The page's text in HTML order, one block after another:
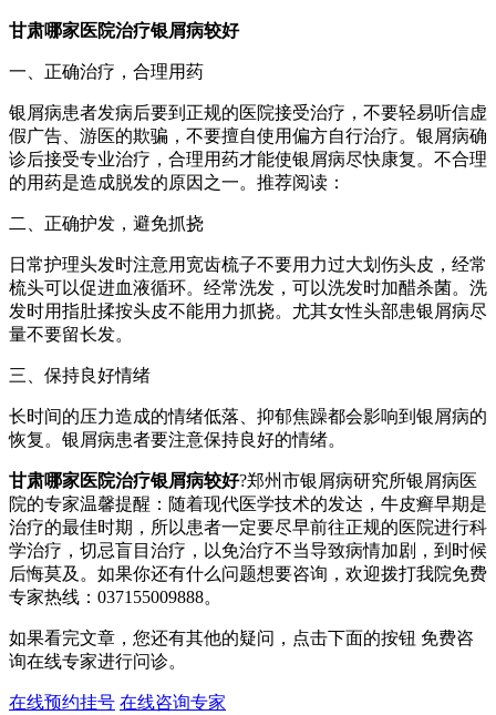
甘肃哪家医院治疗银屑病较好
一、正确治疗，合理用药
银屑病患者发病后要到正规的医院接受治疗，不要轻易听信虚
假广告、游医的欺骗，不要擅自使用偏方自行治疗。银屑病确
诊后接受专业治疗，合理用药才能使银屑病尽快康复。不合理
的用药是造成脱发的原因之一。推荐阅读：
二、正确护发，避免抓挠
日常护理头发时注意用宽齿梳子不要用力过大划伤头皮，经常
梳头可以促进血液循环。经常洗发，可以洗发时加醋杀菌。洗
发时用指肚揉按头皮不能用力抓挠。尤其女性头部患银屑病尽
量不要留长发。
三、保持良好情绪
长时间的压力造成的情绪低落、抑郁焦躁都会影响到银屑病的
恢复。银屑病患者要注意保持良好的情绪。
甘肃哪家医院治疗银屑病较好?郑州市银屑病研究所银屑病医
院的专家温馨提醒：随着现代医学技术的发达，牛皮癣早期是
治疗的最佳时期，所以患者一定要尽早前往正规的医院进行科
学治疗，切忌盲目治疗，以免治疗不当导致病情加剧，到时候
后悔莫及。如果你还有什么问题想要咨询，欢迎拨打我院免费
专家热线：037155009888。
如果看完文章，您还有其他的疑问，点击下面的按钮 免费咨
询在线专家进行问诊。
在线预约挂号 在线咨询专家